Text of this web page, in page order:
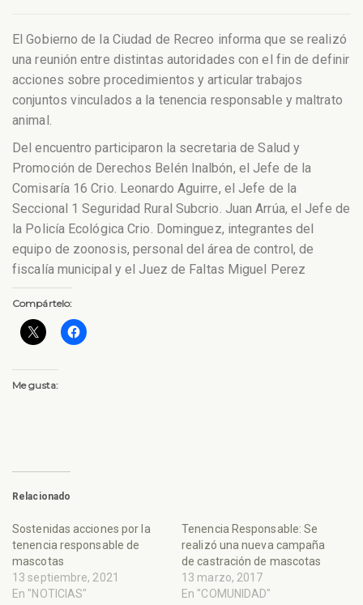
El Gobierno de la Ciudad de Recreo informa que se realizó
una reunión entre distintas autoridades con el fin de definir
acciones sobre procedimientos y articular trabajos
conjuntos vinculados a la tenencia responsable y maltrato
animal.
Del encuentro participaron la secretaria de Salud y
Promoción de Derechos Belén Inalbón, el Jefe de la
Comisaría 16 Crio. Leonardo Aguirre, el Jefe de la
Seccional 1 Seguridad Rural Subcrio. Juan Arrúa, el Jefe de
la Policía Ecológica Crio. Dominguez, integrantes del
equipo de zoonosis, personal del área de control, de
fiscalía municipal y el Juez de Faltas Miguel Perez
Compártelo:
Me gusta:
Relacionado
Sostenidas acciones por la
tenencia responsable de
mascotas
13 septiembre, 2021
En "NOTICIAS"
Tenencia Responsable: Se
realizó una nueva campaña
de castración de mascotas
13 marzo, 2017
En "COMUNIDAD"